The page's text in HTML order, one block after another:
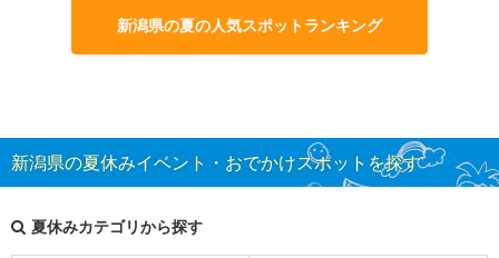
新潟県の夏の人気スポットランキング
新潟県の夏休みイベント・おでかけスポットを探す
夏休みカテゴリから探す